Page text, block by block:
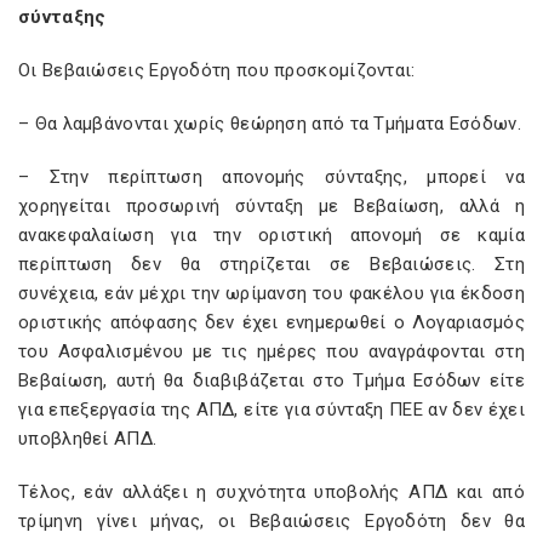
σύνταξης
Οι Βεβαιώσεις Εργοδότη που προσκομίζονται:
– Θα λαμβάνονται χωρίς θεώρηση από τα Τμήματα Εσόδων.
– Στην περίπτωση απονομής σύνταξης, μπορεί να
χορηγείται προσωρινή σύνταξη με Βεβαίωση, αλλά η
ανακεφαλαίωση για την οριστική απονομή σε καμία
περίπτωση δεν θα στηρίζεται σε Βεβαιώσεις. Στη
συνέχεια, εάν μέχρι την ωρίμανση του φακέλου για έκδοση
οριστικής απόφασης δεν έχει ενημερωθεί ο Λογαριασμός
του Ασφαλισμένου με τις ημέρες που αναγράφονται στη
Βεβαίωση, αυτή θα διαβιβάζεται στο Τμήμα Εσόδων είτε
για επεξεργασία της ΑΠΔ, είτε για σύνταξη ΠΕΕ αν δεν έχει
υποβληθεί ΑΠΔ.
Τέλος, εάν αλλάξει η συχνότητα υποβολής ΑΠΔ και από
τρίμηνη γίνει μήνας, οι Βεβαιώσεις Εργοδότη δεν θα